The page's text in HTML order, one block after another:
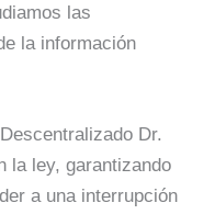
las
la información
Dr.
la ley, garantizando
a una interrupción